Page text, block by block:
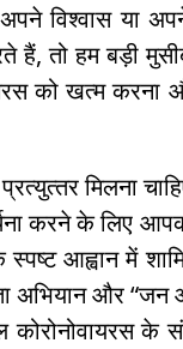
विश्वास या
हैं, तो हम बड़ी
को खत्म करना
मिलना
करने के लिए
स्पष्ट आह्वान में
अभियान और “जन
कोरोनोवायरस